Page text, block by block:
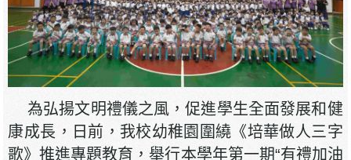
為弘揚文明禮儀之風，促進學生全面發展和健
康成長，日前，我校幼稚園圍繞《培華做人三字
歌》推進專題教育，舉行本學年第一期“有禮加油